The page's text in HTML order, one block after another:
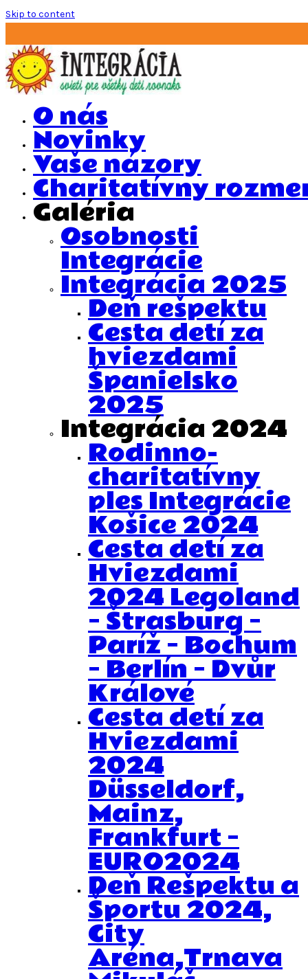
Skip to content
O nás
Novinky
Vaše názory
Charitatívny
Galéria
Osobnosti
Integrácie
Integrácia 2025
Deň rešpektu
Cesta detí za
hviezdami
Španielsko
2025
Integrácia 2024
Rodinno-
charitatívny
ples Integrácie
Košice 2024
Cesta detí za
Hviezdami
2024 Legoland
– Štrasburg –
Paríž – Bochum
– Berlín – Dvůr
Králové
Cesta detí za
Hviezdami
2024
Düsseldorf,
Mainz,
Frankfurt –
EURO2024
Deň Rešpektu a
Športu 2024,
City
Aréna,Trnava